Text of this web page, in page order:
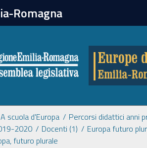
Romagna
A scuola d'Europa
Percorsi didattici anni
2020
Docenti (1)
Europa futuro
futuro plurale